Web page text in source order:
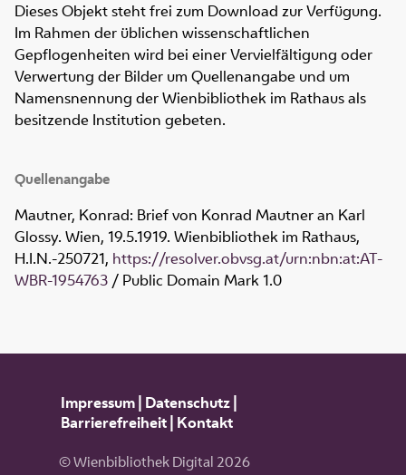
Dieses Objekt steht frei zum Download zur Verfügung.
Im Rahmen der üblichen wissenschaftlichen
Gepflogenheiten wird bei einer Vervielfältigung oder
Verwertung der Bilder um Quellenangabe und um
Namensnennung der Wienbibliothek im Rathaus als
besitzende Institution gebeten.
Quellenangabe
Mautner, Konrad: Brief von Konrad Mautner an Karl
Glossy. Wien, 19.5.1919. Wienbibliothek im Rathaus,
H.I.N.-250721, https://resolver.obvsg.at/urn:nbn:at:AT-
WBR-1954763 / Public Domain Mark 1.0
Impressum| Datenschutz|
Barrierefreiheit| Kontakt
© Wienbibliothek Digital 2026